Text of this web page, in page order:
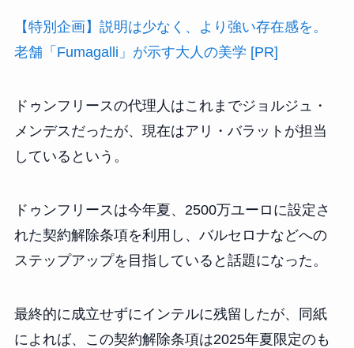
【特別企画】説明は少なく、より強い存在感を。
老舗「Fumagalli」が示す大人の美学 [PR]
ドゥンフリースの代理人はこれまでジョルジュ・
メンデスだったが、現在はアリ・バラットが担当
しているという。
ドゥンフリースは今年夏、2500万ユーロに設定さ
れた契約解除条項を利用し、バルセロナなどへの
ステップアップを目指していると話題になった。
最終的に成立せずにインテルに残留したが、同紙
によれば、この契約解除条項は2025年夏限定のも